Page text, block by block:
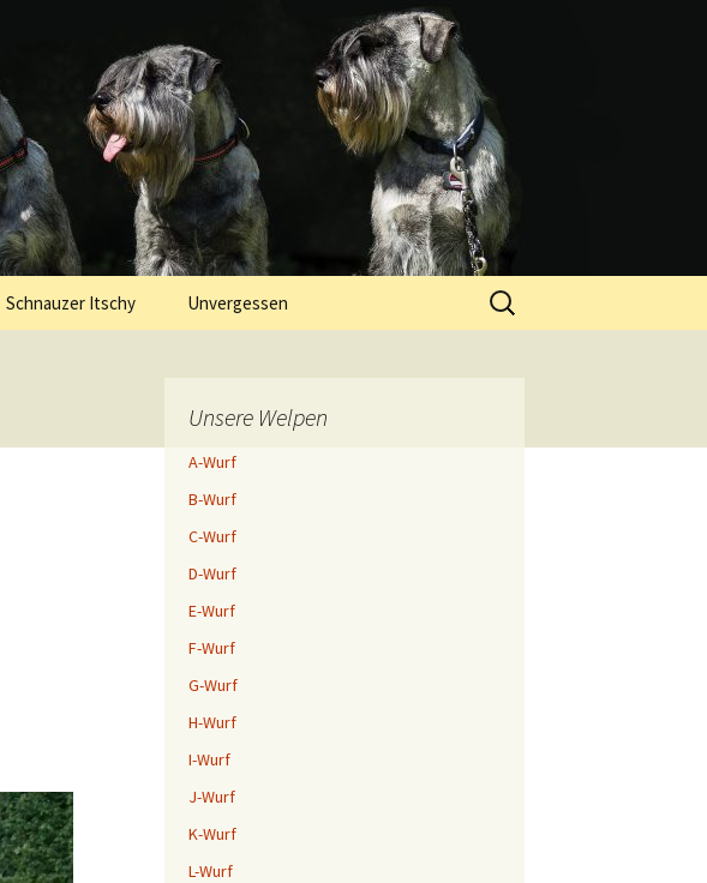
Schnauzer Itschy Unvergessen
Suchen
nach:
Unsere Welpen
A-Wurf
B-Wurf
C-Wurf
D-Wurf
E-Wurf
F-Wurf
G-Wurf
H-Wurf
I-Wurf
J-Wurf
K-Wurf
L-Wurf